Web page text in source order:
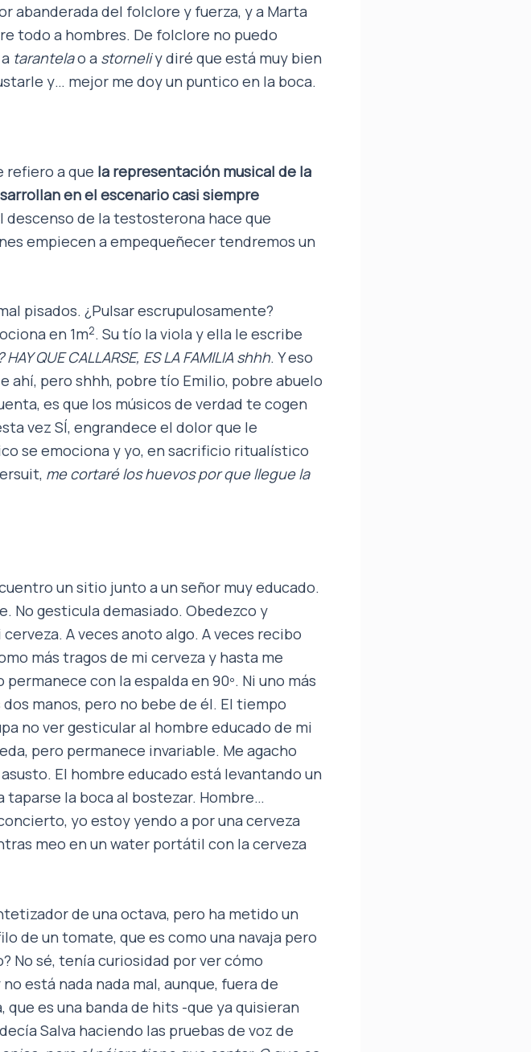
abanderada del folclore y fuerza, y a Marta
todo a hombres. De folclore no puedo
tarantelao a storneliy diré que está muy bien
y… mejor me doy un puntico en la boca.
refiero a que la representación musical de la
en el escenario casi siempre
descenso de la testosterona hace que
empiecen a empequeñecer tendremos un
pisados. ¿Pulsar escrupulosamente?
en 1m2. Su tío la viola y ella le escribe
QUE CALLARSE, ES LA FAMILIA shhh. Y eso
ahí, pero shhh, pobre tío Emilio, pobre abuelo
es que los músicos de verdad te cogen
vez SÍ, engrandece el dolor que le
se emociona y yo, en sacrificio ritualístico
me cortaré los huevos por que llegue la
un sitio junto a un señor muy educado.
No gesticula demasiado. Obedezco y
A veces anoto algo. A veces recibo
más tragos de mi cerveza y hasta me
con la espalda en 90º. Ni uno más
manos, pero no bebe de él. El tiempo
no ver gesticular al hombre educado de mi
pero permanece invariable. Me agacho
El hombre educado está levantando un
taparse la boca al bostezar. Hombre…
yo estoy yendo a por una cerveza
meo en un water portátil con la cerveza
de una octava, pero ha metido un
de un tomate, que es como una navaja pero
No sé, tenía curiosidad por ver cómo
está nada nada mal, aunque, fuera de
es una banda de hits -que ya quisieran
Salva haciendo las pruebas de voz de